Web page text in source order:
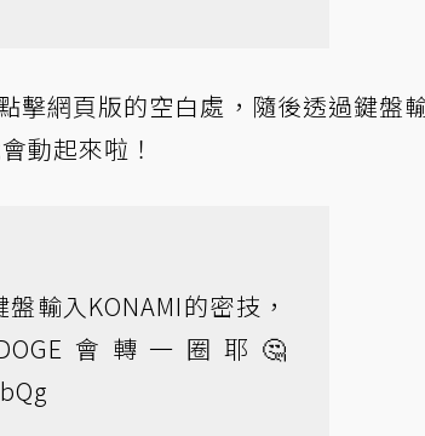
擊網頁版的空白處，隨後透過鍵盤
起來啦！
輸入KONAMI的密技，
會轉一圈耶🤔